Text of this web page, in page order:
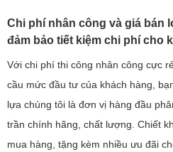
Chi phí nhân công và giá bán
đảm bảo tiết kiệm chi phí cho
Với chi phí thi công nhân công cực
cầu mức đầu tư của khách hàng,
lựa chúng tôi là đơn vị hàng đầu
trần chính hãng, chất lượng. Chiết
mua hàng, tặng kèm nhiều ưu đãi